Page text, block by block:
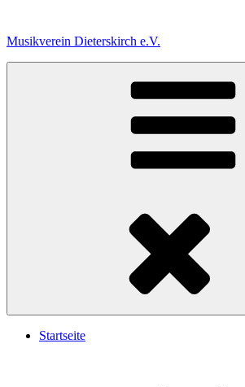
springen
Musikverein Dieterskirch e.V.
Startseite